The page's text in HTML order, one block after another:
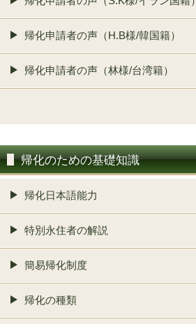
帰化申請者の声（H.B様/韓国籍）
帰化申請者の声（林様/台湾籍）
帰化のための基礎知識
帰化日本語能力
特別永住者の解説
簡易帰化制度
帰化の種類